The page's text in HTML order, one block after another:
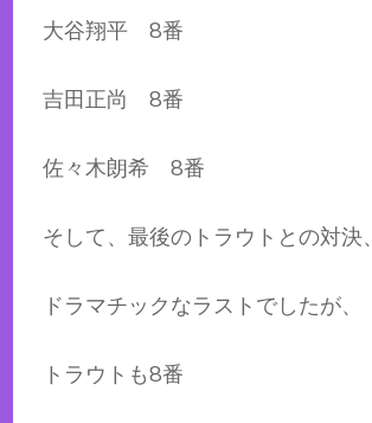
大谷翔平 8番
吉田正尚 8番
佐々木朗希 8番
そして、最後のトラウトとの対決、
ドラマチックなラストでしたが、
トラウトも8番